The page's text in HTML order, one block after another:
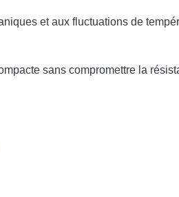
et aux fluctuations de
sans compromettre la